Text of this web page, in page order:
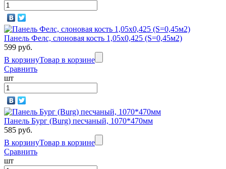
Katrilli
Синий
Rocky
Балтика
Панель Фелс, слоновая кость 1,05х0,425 (S=0,45м2)
599 руб.
В корзинуТовар в корзине
Сравнить
шт
Панель Бург (Burg) песчаный, 1070*470мм
585 руб.
В корзинуТовар в корзине
Сравнить
шт